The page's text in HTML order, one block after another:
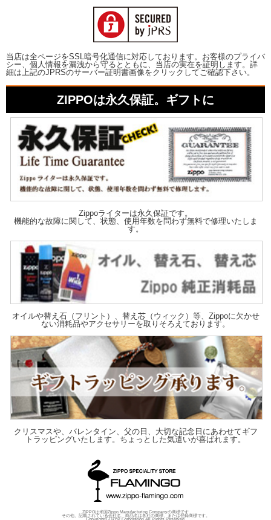
当店は全ページをSSL暗号化通信に対応しております。お客様のプライバ
シー、個人情報を漏洩から守るとともに、当店の実在を証明します。詳
細は上記のJPRSのサーバー証明書画像をクリックしてご確認下さい。
ZIPPOは永久保証。ギフトに
Zippoライターは永久保証です。
機能的な故障に関して、状態、使用年数を問わず無料で修理いたしま
す。
オイルや替え石（フリント）、替え芯（ウィック）等、Zippoに欠かせ
ない消耗品やアクセサリーを取りそろえております。
クリスマスや、バレンタイン、父の日、大切な記念日にあわせてギフ
トラッピングいたします。ちょっとした気遣いが喜ばれます。
ZIPPOは米国Zippo Manufacturing Companyの商標です
その他、記載されている会社名、商品名は各社の商標、または登録商標です。
Copyright(C) RYP Corporation All Rights Reserved.